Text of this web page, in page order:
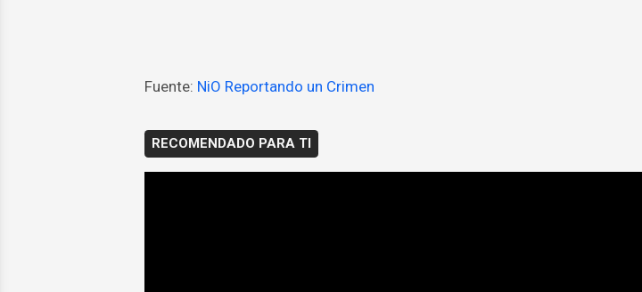
Fuente: NiO Reportando un Crimen
RECOMENDADO PARA TI